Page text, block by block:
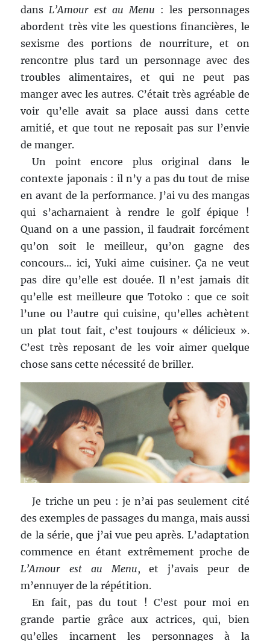
dansL’Amour est au Menu : les personnages
abordent très vite les questions financières, le
sexisme des portions de nourriture, et on
rencontre plus tard un personnage avec des
troubles alimentaires, et qui ne peut pas
manger avec les autres. C’était très agréable de
voir qu’elle avait sa place aussi dans cette
amitié, et que tout ne reposait pas sur l’envie
de manger.
Un point encore plus original dans le
contexte japonais : il n’y a pas du tout de mise
en avant de la performance. J’ai vu des mangas
qui s’acharnaient à rendre le golf épique !
Quand on a une passion, il faudrait forcément
qu’on soit le meilleur, qu’on gagne des
concours… ici, Yuki aime cuisiner. Ça ne veut
pas dire qu’elle est douée. Il n’est jamais dit
qu’elle est meilleure que Totoko : que ce soit
l’une ou l’autre qui cuisine, qu’elles achètent
un plat tout fait, c’est toujours « délicieux ».
C’est très reposant de les voir aimer quelque
chose sans cette nécessité de briller.
Je triche un peu : je n’ai pas seulement cité
des exemples de passages du manga, mais aussi
de la série, que j’ai vue peu après. L’adaptation
commence en étant extrêmement proche de
L’Amour est au Menu, et j’avais peur de
m’ennuyer de la répétition.
En fait, pas du tout ! C’est pour moi en
grande partie grâce aux actrices, qui, bien
qu’elles incarnent les personnages à la